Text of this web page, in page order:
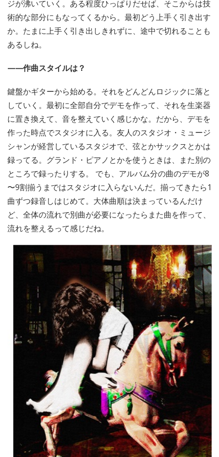
ジが沸いていく。ある程度ひっぱりだせば、そこからは技
術的な部分にもなってくるから。最初どう上手く引き出す
か。たまに上手く引き出しきれずに、途中で切れることも
あるしね。
——作曲スタイルは？
鍵盤かギターから始める。それをどんどんロジックに落と
していく。最初に全部自分でデモを作って、それを生楽器
に置き換えて、音を整えていく感じかな。だから、デモを
作った時点でスタジオに入る。友人のスタジオ・ミュージ
シャンが経営しているスタジオで、弦とかサックスとかは
録ってる。グランド・ピアノとかを使うときは、また別の
ところで録ったりする。 でも、アルバム分の曲のデモが8
〜9割揃うまではスタジオに入らないんだ。揃ってきたら1
曲ずつ録音しはじめて。大体曲順は決まっているんだけ
ど、全体の流れで別曲が必要になったらまた曲を作って、
流れを整えるって感じだね。